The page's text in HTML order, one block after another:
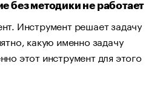
без методики не работает
Инструмент решает задачу
какую именно задачу
этот инструмент для этого